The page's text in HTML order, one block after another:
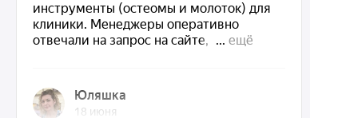
Политика конфиденциальности
Карта сайта